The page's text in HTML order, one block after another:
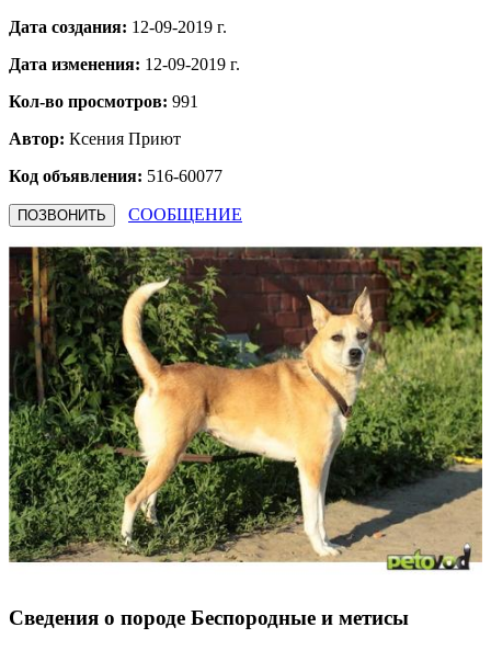
Дата создания: 12-09-2019 г.
Дата изменения: 12-09-2019 г.
Кол-во просмотров: 991
Автор: Ксения Приют
Код объявления: 516-60077
ПОЗВОНИТЬ СООБЩЕНИЕ
Сведения о породе Бeспородные и метисы